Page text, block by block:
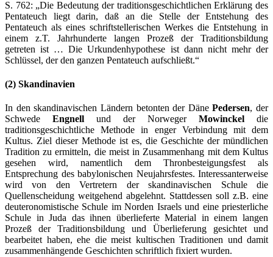
S. 762: „Die Bedeutung der traditionsgeschichtlichen Erklärung des
Pentateuch liegt darin, daß an die Stelle der Entstehung des
Pentateuch als eines schriftstellerischen Werkes die Entstehung in
einem z.T. Jahrhunderte langen Prozeß der Traditionsbildung
getreten ist … Die Urkundenhypothese ist dann nicht mehr der
Schlüssel, der den ganzen Pentateuch aufschließt.“
(2) Skandinavien
In den skandinavischen Ländern betonten der DänePedersen, der
Schwede Engnell und der Norweger Mowinckel die
traditionsgeschichtliche Methode in enger Verbindung mit dem
Kultus. Ziel dieser Methode ist es, die Geschichte der mündlichen
Tradition zu ermitteln, die meist in Zusammenhang mit dem Kultus
gesehen wird, namentlich dem Thronbesteigungsfest als
Entsprechung des babylonischen Neujahrsfestes. Interessanterweise
wird von den Vertretern der skandinavischen Schule die
Quellenscheidung weitgehend abgelehnt. Stattdessen soll z.B. eine
deuteronomistische Schule im Norden Israels und eine priesterliche
Schule in Juda das ihnen überlieferte Material in einem langen
Prozeß der Traditionsbildung und Überlieferung gesichtet und
bearbeitet haben, ehe die meist kultischen Traditionen und damit
zusammenhängende Geschichten schriftlich fixiert wurden.